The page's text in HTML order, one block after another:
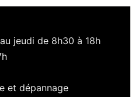
jeudi de 8h30 à 18h
et dépannage